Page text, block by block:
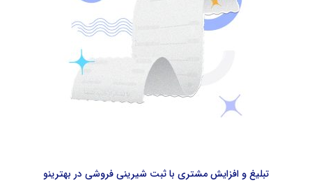
تبلیغ و افزایش مشتری با ثبت شیرینی فروشی در بهترینو